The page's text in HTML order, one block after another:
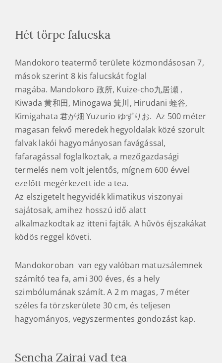
végeredményben nem túl messze fekvő Asamiyát.
van.
Hét törpe falucska
Mandokoro teatermő területe közmondásosan 7,
mások szerint 8 kis falucskát foglal
magába. Mandokoro 政所, Kuize-cho九居瀬 ,
Kiwada 黄和田, Minogawa 箕川, Hirudani 蛭谷,
Kimigahata 君が畑 Yuzurio ゆずりお. Az 500 méter
magasan fekvő meredek hegyoldalak közé szorult
falvak lakói hagyományosan favágással,
fafaragással foglalkoztak, a mezőgazdasági
termelés nem volt jelentős, mígnem 600 évvel
Az elszigetelt hegyvidék klimatikus viszonyai
sajátosak, amihez hosszú idő alatt
alkalmazkodtak az itteni fajták. A hűvös éjszakákat
ködös reggel követi.
szimbólumának számít. A 2 m magas, 7 méter